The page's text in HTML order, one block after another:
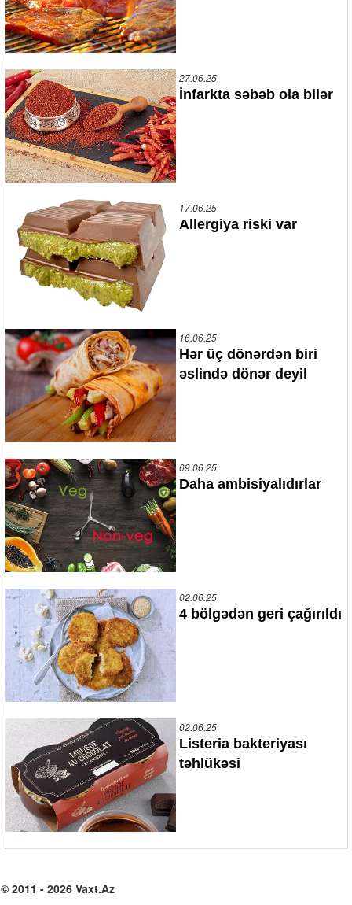
27.06.25
İnfarkta səbəb ola bilər
17.06.25
Allergiya riski var
16.06.25
Hər üç dönərdən biri
əslində dönər deyil
09.06.25
Daha ambisiyalıdırlar
02.06.25
4 bölgədən geri çağırıldı
02.06.25
Listeria bakteriyası
təhlükəsi
© 2011 - 2026 Vaxt.Az